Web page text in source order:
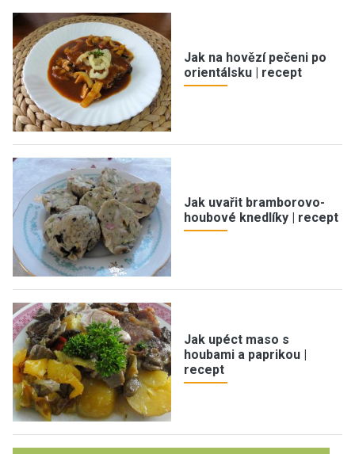
Jak na hovězí pečeni po
orientálsku | recept
Jak uvařit bramborovo-
houbové knedlíky | recept
Jak upéct maso s
houbami a paprikou |
recept